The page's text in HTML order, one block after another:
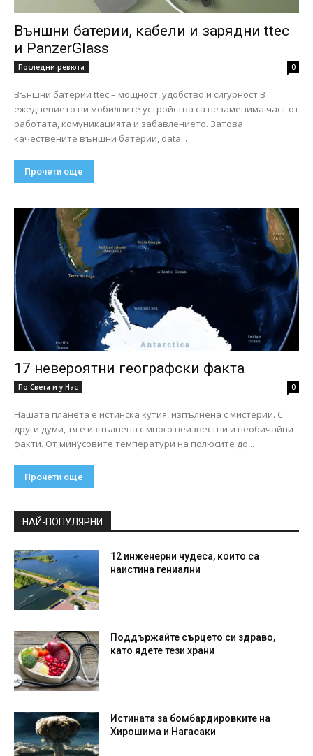
Външни батерии, кабели и зарядни ttec
и PanzerGlass
Последни ревюта 0
Външни батерии ttec – мощност, удобство и сигурност В
ежедневието ни мобилните устройства са незаменима част от
работата, комуникацията и забавлението. Затова
качествените външни батерии, data...
Прочети още
17 невероятни географски факта
По Света и у Нас 0
Нашата планета е истинска кутия, изпълнена с мистерии. С
други думи, тя е изпълнена с много неизвестни и необичайни
факти. От минусовите температури на полюсите до...
Прочети още
НАЙ-ПОПУЛЯРНИ
12 инженерни чудеса, които са
наистина гениални
Поддържайте сърцето си здраво,
като ядете тези храни
Истината за бомбардировките на
Хирошима и Нагасаки